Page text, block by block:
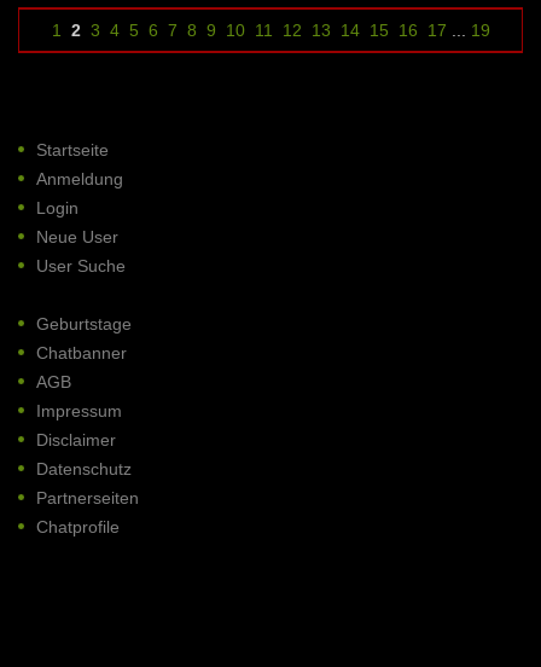
1 2 3 4 5 6 7 8 9 10 11 12 13 14 15 16 17 19
Startseite
Anmeldung
Login
Neue User
User Suche
Geburtstage
Chatbanner
AGB
Impressum
Disclaimer
Datenschutz
Partnerseiten
Chatprofile